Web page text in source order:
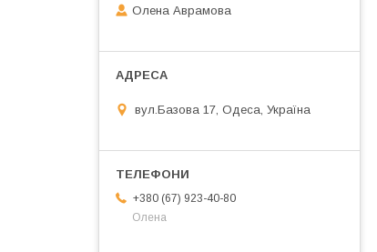
Олена Аврамова
вул.Базова 17, Одеса, Україна
+380 (67) 923-40-80
Олена